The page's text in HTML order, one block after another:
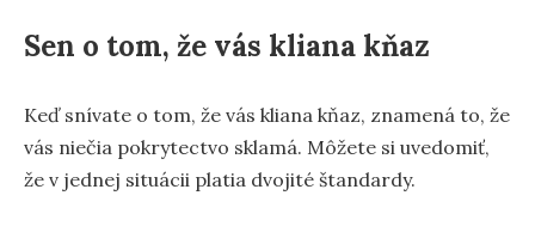
Sen o tom, že vás kliana kňaz
Keď snívate o tom, že vás kliana kňaz, znamená to, že
vás niečia pokrytectvo sklamá. Môžete si uvedomiť,
že v jednej situácii platia dvojité štandardy.